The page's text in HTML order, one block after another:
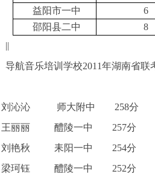
益阳市一中
6
邵阳县二中
8
||
导航音乐培训学校2011年湖南省联
刘沁沁 师大附中 258
王丽丽 醴陵一中 257分
刘艳秋 耒阳一中 254
梁珂钰 醴陵一中 252分